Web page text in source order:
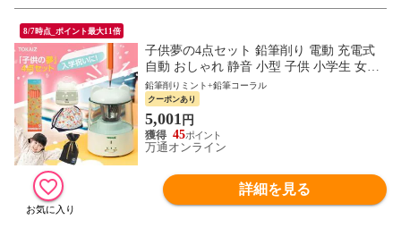
8/7時点_ポイント最大11倍
子供夢の4点セット 鉛筆削り 電動 充電式
自動 おしゃれ 静音 小型 子供 小学生 女の
子 男の子 コンパクト 削りすぎ防止 誕生日
入学祝い プレゼント TOKAIZ
鉛筆削りミント+鉛筆コーラル
クーポンあり
5,001 円
45
万通オンライン
詳細を見る